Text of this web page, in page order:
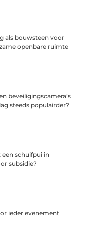
als bouwsteen voor
openbare ruimte
beveiligingscamera’s
steeds populairder?
schuifpui in
subsidie?
ieder evenement